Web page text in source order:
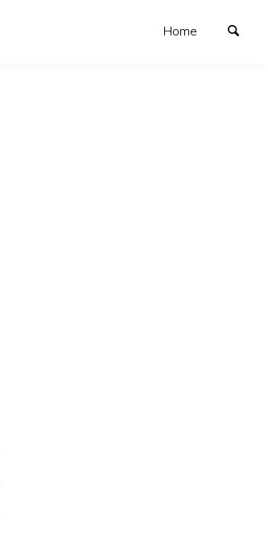
Home